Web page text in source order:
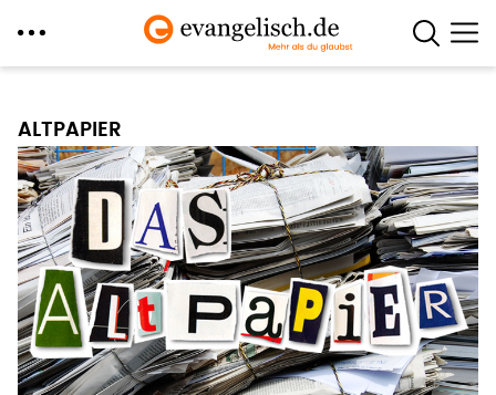
Inhalt
ALTPAPIER